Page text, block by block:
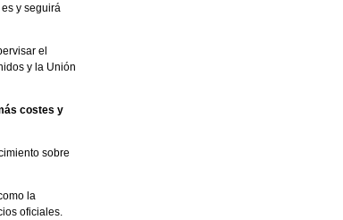
y seguirá
el
y la Unión
costes y
sobre
la
oficiales.